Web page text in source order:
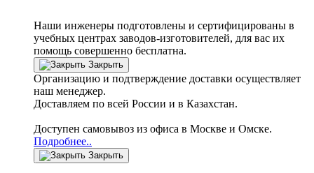
Наши инженеры подготовлены и сертифицированы в
учебных центрах заводов-изготовителей, для вас их
помощь совершенно бесплатна.
Закрыть
Организацию и подтверждение доставки осуществляет
наш менеджер.
Доставляем по всей России и в Казахстан.
Доступен самовывоз из офиса в Москве и Омске.
Подробнее..
Закрыть